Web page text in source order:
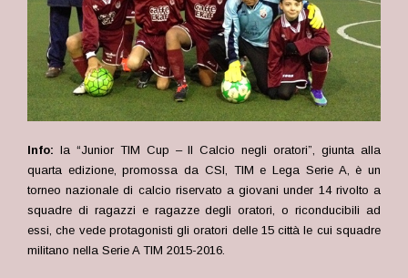
Info: la “Junior TIM Cup – Il Calcio negli oratori”, giunta alla
quarta edizione, promossa da CSI, TIM e Lega Serie A, è un
torneo nazionale di calcio riservato a giovani under 14 rivolto a
squadre di ragazzi e ragazze degli oratori, o riconducibili ad
essi, che vede protagonisti gli oratori delle 15 città le cui squadre
militano nella Serie A TIM 2015-2016.